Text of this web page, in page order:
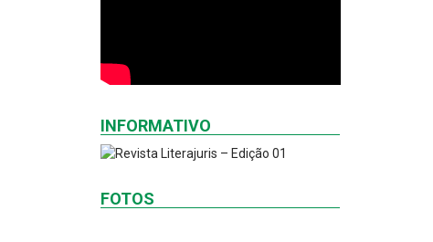
INFORMATIVO
FOTOS